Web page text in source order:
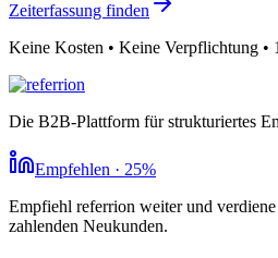
Zeiterfassung finden
Keine Kosten • Keine Verpflichtung •
Die B2B-Plattform für strukturiertes
Empfehlen · 25%
Empfiehl referrion weiter und
zahlenden Neukunden.